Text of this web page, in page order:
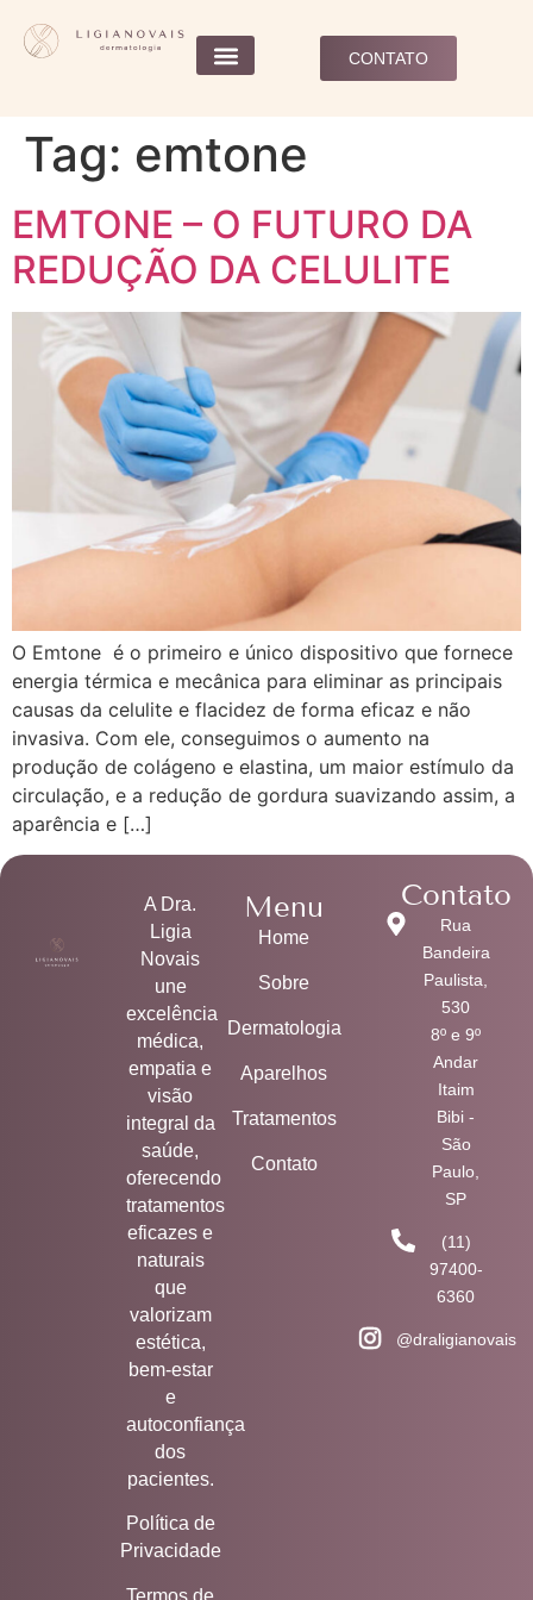
CONTATO
Tag: emtone
EMTONE – O FUTURO DA
REDUÇÃO DA CELULITE
O Emtone é o primeiro e único dispositivo que fornece
energia térmica e mecânica para eliminar as principais
causas da celulite e flacidez de forma eficaz e não
invasiva. Com ele, conseguimos o aumento na
produção de colágeno e elastina, um maior estímulo da
circulação, e a redução de gordura suavizando assim, a
aparência e […]
A Dra.
Ligia
Novais
une
excelência
médica,
empatia e
visão
integral da
saúde,
oferecendo
tratamentos
eficazes e
naturais
que
valorizam
estética,
bem-estar
e
autoconfiança
dos
pacientes.
Política de
Privacidade
Menu
Home
Sobre
Dermatologia
Aparelhos
Tratamentos
Contato
Contato
Rua
Bandeira
Paulista,
530
8º e 9º
Andar
Itaim
Bibi -
São
Paulo,
SP
(11)
97400-
6360
@draligianovais